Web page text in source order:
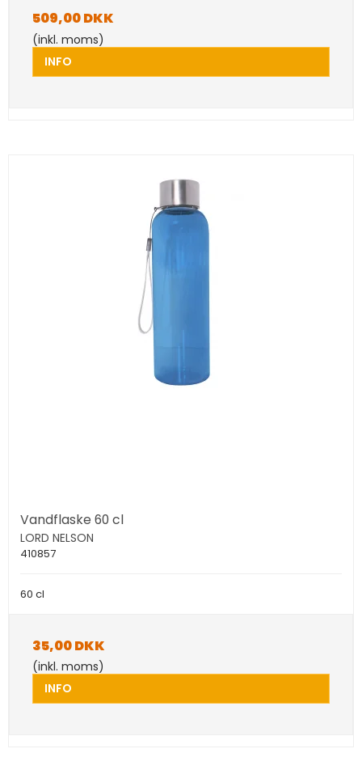
509,00 DKK
(inkl. moms)
INFO
Vandflaske 60 cl
LORD NELSON
410857
60 cl
35,00 DKK
(inkl. moms)
INFO